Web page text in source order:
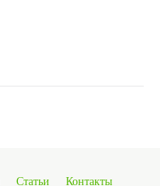
Статьи Контакты